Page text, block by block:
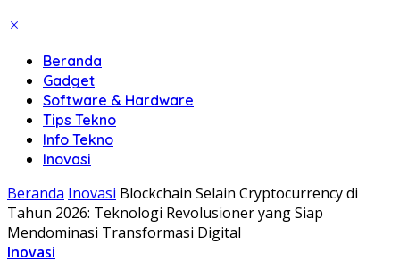
Beranda
Gadget
Software & Hardware
Tips Tekno
Info Tekno
Inovasi
Beranda Inovasi Blockchain Selain Cryptocurrency di
Tahun 2026: Teknologi Revolusioner yang Siap
Mendominasi Transformasi Digital
Inovasi